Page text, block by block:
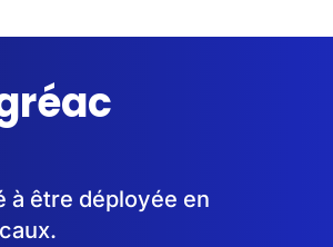
à être déployée en